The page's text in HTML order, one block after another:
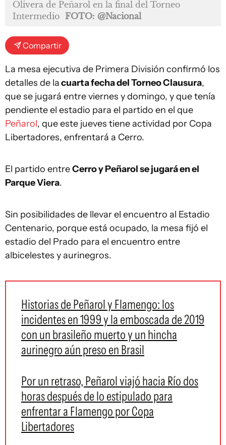
Olivera de Peñarol en la final del Torneo
Intermedio FOTO: @Nacional
Compartir
La mesa ejecutiva de Primera División confirmó los
detalles de lacuarta fecha del Torneo Clausura,
que se jugará entre viernes y domingo, y que tenía
pendiente el estadio para el partido en el que
Peñarol, que este jueves tiene actividad por Copa
Libertadores, enfrentará a Cerro.
El partido entreCerro y Peñarol se jugará en el
Parque Viera.
Sin posibilidades de llevar el encuentro al Estadio
Centenario, porque está ocupado, la mesa fijó el
estadio del Prado para el encuentro entre
albicelestes y aurinegros.
Historias de Peñarol y Flamengo: los
incidentes en 1999 y la emboscada de 2019
con un brasileño muerto y un hincha
aurinegro aún preso en Brasil
Por un retraso, Peñarol viajó hacia Río dos
horas después de lo estipulado para
enfrentar a Flamengo por Copa
Libertadores